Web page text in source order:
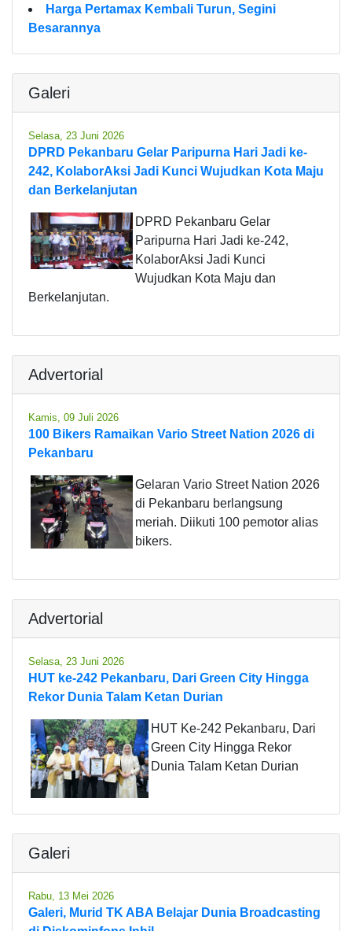
Harga Pertamax Kembali Turun, Segini
Besarannya
Galeri
Selasa, 23 Juni 2026
DPRD Pekanbaru Gelar Paripurna Hari Jadi ke-
242, KolaborAksi Jadi Kunci Wujudkan Kota Maju
dan Berkelanjutan
DPRD Pekanbaru Gelar
Paripurna Hari Jadi ke-242,
KolaborAksi Jadi Kunci
Wujudkan Kota Maju dan
Berkelanjutan.
Advertorial
Kamis, 09 Juli 2026
100 Bikers Ramaikan Vario Street Nation 2026 di
Pekanbaru
Gelaran Vario Street Nation 2026
di Pekanbaru berlangsung
meriah. Diikuti 100 pemotor alias
bikers.
Advertorial
Selasa, 23 Juni 2026
HUT ke-242 Pekanbaru, Dari Green City Hingga
Rekor Dunia Talam Ketan Durian
HUT Ke-242 Pekanbaru, Dari
Green City Hingga Rekor
Dunia Talam Ketan Durian
Galeri
Rabu, 13 Mei 2026
Galeri, Murid TK ABA Belajar Dunia Broadcasting